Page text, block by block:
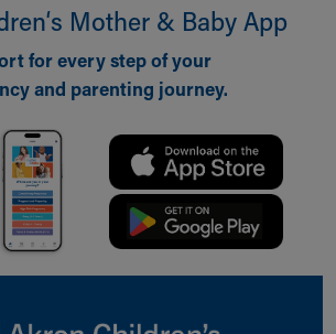
Mother & Baby App
for every step of your
and parenting journey.